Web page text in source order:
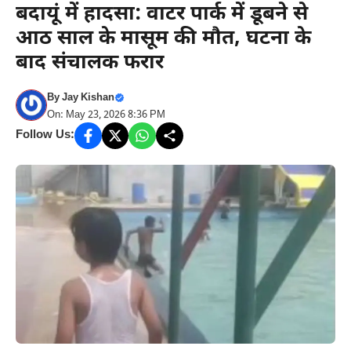
बदायूं में हादसा: वाटर पार्क में डूबने से
आठ साल के मासूम की मौत, घटना के
बाद संचालक फरार
ByJay Kishan
On: May 23, 2026 8:36 PM
Follow Us: